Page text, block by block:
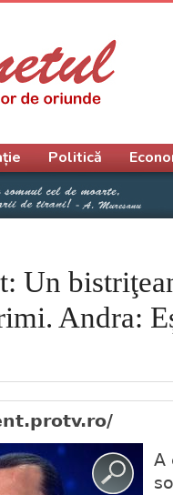
Un
Andra:
A
Politică